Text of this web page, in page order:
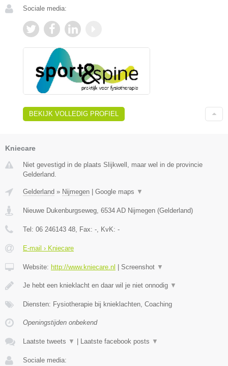
Sociale media:
BEKIJK VOLLEDIG PROFIEL
Kniecare
Niet gevestigd in de plaats Slijkwell, maar wel in de provincie
Gelderland.
Gelderland » Nijmegen Google maps ▼
Nieuwe Dukenburgseweg 6534 AD Nijmegen (Gelderland)
Tel: 06 246143 48 , Fax: - , KvK: -
E-mail › Kniecare
Website: http://www.kniecare.nl Screenshot ▼
Je hebt een knieklacht en daar wil je niet onnodig ▼
Diensten: Fysiotherapie bij knieklachten, Coaching
Openingstijden onbekend
Laatste tweets ▼ Laatste facebook posts ▼
Sociale media: